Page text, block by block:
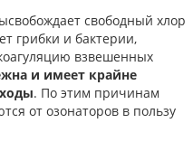
свободный хлор
грибки и бактерии,
взвешенных
и имеет крайне
. По этим причинам
от озонаторов в пользу